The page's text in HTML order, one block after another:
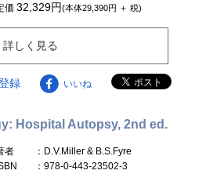
価32,329円(本体29,390円 ＋ 税)
詳しく見る
録 いいね
Hospital Autopsy, 2nd ed.
者
：D.V.Miller & B.S.Fyre
：978-0-443-23502-3